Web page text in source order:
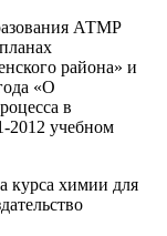
АТМР
района» и
«О
в
2012 учебном
курса химии для